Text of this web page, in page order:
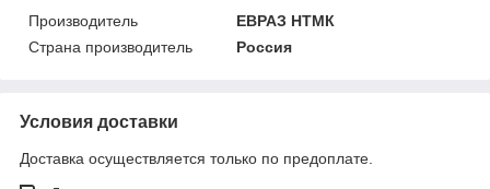
Производитель
ЕВРАЗ НТМК
Страна производитель
Россия
Условия доставки
Доставка осуществляется только по предоплате.